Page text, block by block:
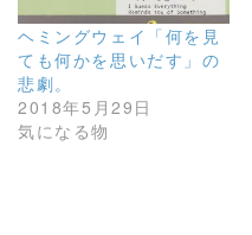
ン
ド
ウ
で
開
ま
す
)
ヘミングウェイ「何を見
ても何かを思いだす」の
悲劇。
2018年5月29日
気になる物